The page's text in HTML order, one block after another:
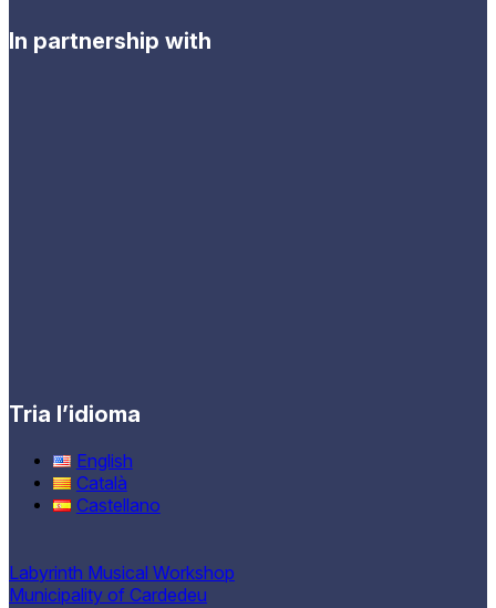
In partnership with
Tria l’idioma
English
Català
Castellano
Labyrinth Musical Workshop
Municipality of Cardedeu